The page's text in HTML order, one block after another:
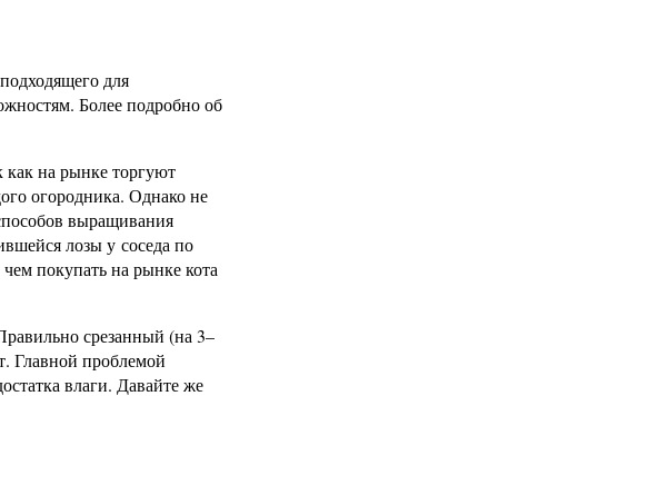
для
Более подробно об
как на рынке торгуют
огородника. Однако не
выращивания
лозы у соседа по
покупать на рынке кота
срезанный (на 3–
Главной проблемой
влаги. Давайте же